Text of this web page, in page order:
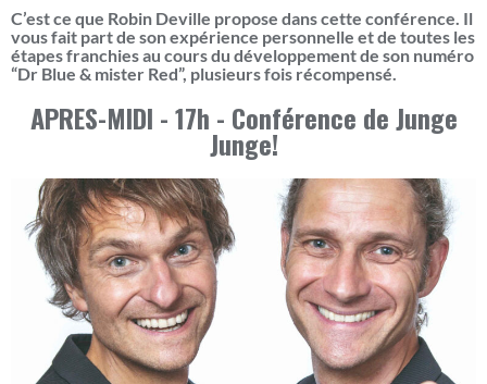
C’est ce que Robin Deville propose dans cette conférence. Il
vous fait part de son expérience personnelle et de toutes les
étapes franchies au cours du développement de son numéro
“Dr Blue & mister Red”, plusieurs fois récompensé.
APRES-MIDI - 17h - Conférence de Junge
Junge!